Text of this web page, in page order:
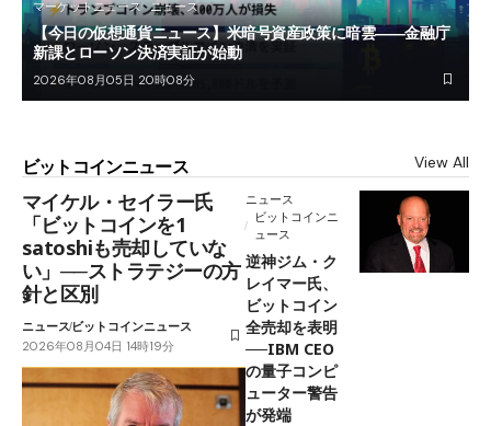
マーケットニュース ニュース
【今日の仮想通貨ニュース】米暗号資産政策に暗雲――金融庁
新課とローソン決済実証が始動
2026年08月05日 20時08分
ビットコインニュース View All
マイケル・セイラー氏
「ビットコインを1
satoshiも売却していな
い」──ストラテジーの方
針と区別
ニュースビットコインニュース
2026年08月04日 14時19分
ニュース
ビットコインニ
ュース
逆神ジム・ク
レイマー氏、
ビットコイン
全売却を表明
──IBM CEO
の量子コンピ
ューター警告
が発端